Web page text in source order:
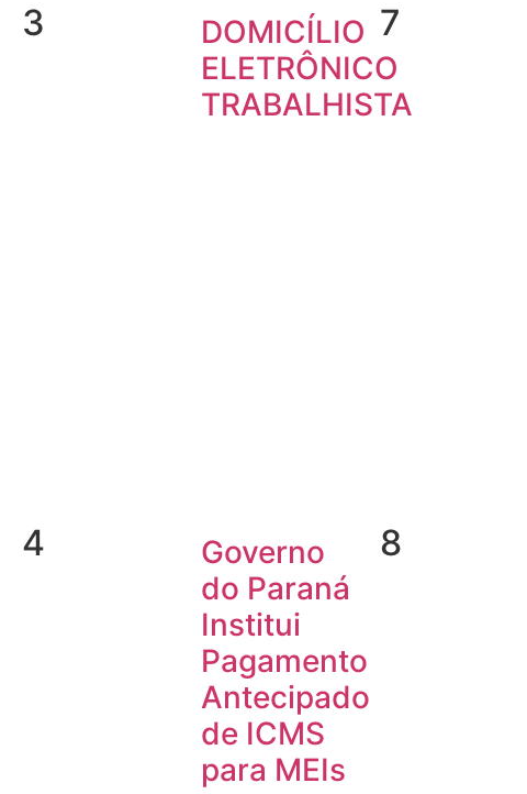
3
DOMICÍLIO
ELETRÔNICO
TRABALHISTA
7
4
Governo
do Paraná
Institui
Pagamento
Antecipado
de ICMS
para MEIs
8